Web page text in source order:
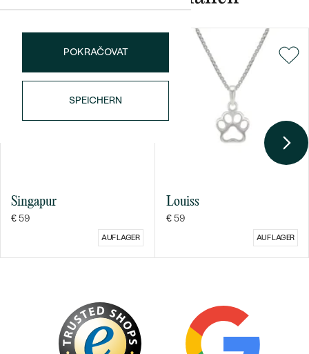
ANSEHEN
POKRAČOVAT
SPEICHERN
Singapur
€ 59
AUF LAGER
Louiss
€ 59
AUF LAGER